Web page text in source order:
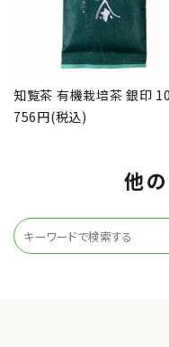
知覧茶 有機栽培茶 銀印
756円(税込)
他